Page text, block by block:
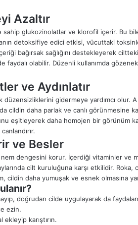
Azaltır
sahip glukozinolatlar ve klorofil içerir. Bu
detoksifiye edici etkisi, vücuttaki
bağırsak sağlığını destekleyerek
faydalı olabilir. Düzenli kullanımda
ve Aydınlatır
düzensizliklerini gidermeye yardımcı olur.
cildin daha parlak ve canlı görünmesine
eşitleyerek daha homojen bir görünüm
ve Besler
dengesini korur. İçerdiği vitaminler ve
cilt kuruluğuna karşı etkilidir.
cildin daha yumuşak ve esnek olmasına
doğrudan cilde uygulayarak da
ezin.
ekleyip karıştırın.